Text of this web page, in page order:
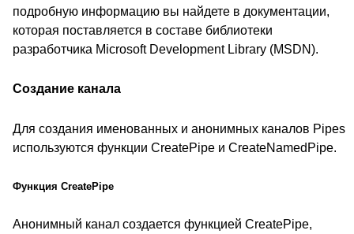
подробную информацию вы найдете в документации,
которая поставляется в составе библиотеки
разработчика Microsoft Development Library (MSDN).
Создание канала
Для создания именованных и анонимных каналов Pipes
используются функции CreatePipe и CreateNamedPipe.
Функция CreatePipe
Анонимный канал создается функцией CreatePipe,